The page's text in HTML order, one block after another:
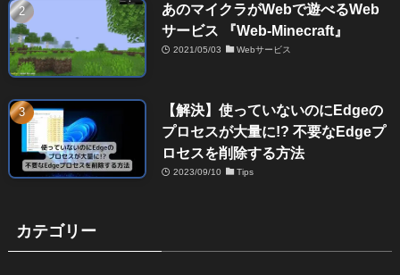
あのマイクラがWebで遊べるWeb
サービス 『Web-Minecraft』
2021/05/03 Webサービス
【解決】使っていないのにEdgeの
プロセスが大量に!? 不要なEdgeプ
ロセスを削除する方法
2023/09/10 Tips
カテゴリー